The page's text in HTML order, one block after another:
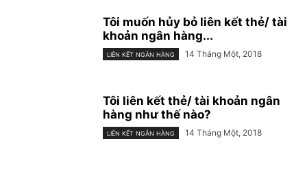
Tôi muốn hủy bỏ liên kết thẻ/ tài
khoản ngân hàng...
LIÊN KẾT NGÂN HÀNG 14 Tháng Một, 2018
Tôi liên kết thẻ/ tài khoản ngân
hàng như thế nào?
LIÊN KẾT NGÂN HÀNG 14 Tháng Một, 2018